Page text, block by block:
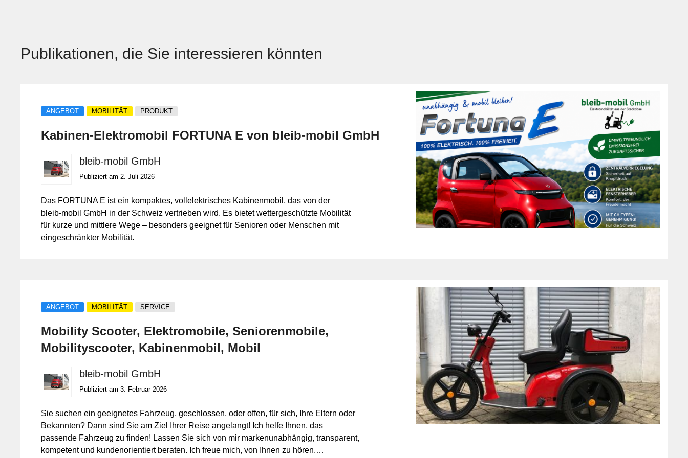
ups bis hin zu grossen multinationalen Konzernen. Für
diese anspruchsvolle Tätigkeit ist in der Regel ein
abgeschlossenes Hochschulstudium in einem
relevanten Fachbereich, wie Betriebswirtschaft,
Ingenieurwesen, Informatik oder Finanzen, erforderlich.
Praktische Erfahrung und spezialisierte Kenntnisse in
der jeweiligen Branche sind ebenfalls von Vorteil.
Wichtige Fähigkeiten für Berater sind analytisches
Denken, Kommunikationsstärke,
Problemlösungskompetenz und die Fähigkeit,
komplexe Sachverhalte verständlich zu erklären.
veränderte Marktbedingungen anpassen.
Publikationen, die Sie interessieren könnten
ANGEBOT MOBILITÄT PRODUKT
Kabinen‑Elektromobil FORTUNA E von bleib‑mobil GmbH
bleib-mobil GmbH
Publiziert am 2. Juli 2026
Das FORTUNA E ist ein kompaktes, vollelektrisches Kabinenmobil, das von der
bleib‑mobil GmbH in der Schweiz vertrieben wird. Es bietet wettergeschützte Mobilität
für kurze und mittlere Wege – besonders geeignet für Senioren oder Menschen mit
eingeschränkter Mobilität.
ANGEBOT MOBILITÄT SERVICE
Mobility Scooter, Elektromobile, Seniorenmobile,
Mobilityscooter, Kabinenmobil, Mobil
bleib-mobil GmbH
Publiziert am 3. Februar 2026
Sie suchen ein geeignetes Fahrzeug, geschlossen, oder offen, für sich, Ihre Eltern oder
Bekannten? Dann sind Sie am Ziel Ihrer Reise angelangt! Ich helfe Ihnen, das
passende Fahrzeug zu finden! Lassen Sie sich von mir markenunabhängig, transparent,
kompetent und kundenorientiert beraten. Ich freue mich, von Ihnen zu hören.